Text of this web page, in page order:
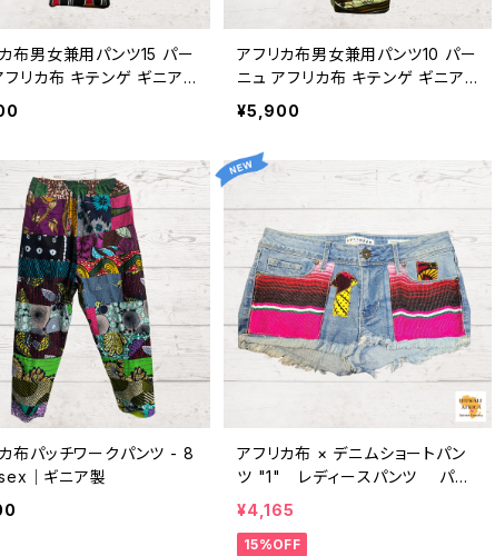
布男女兼用パンツ15 パー
キテンゲ ギニア
レード INUWALIAFRICA
アフリカ布男女兼用パンツ10 パー
ニュ アフリカ布 キテンゲ ギニア
フェアトレード INUWALIAFRICA
¥5,900
布パッチワークパンツ - 8
｜ギニア製
アフリカ布 × デニムショートパン
ツ "1" レディースパンツ パー
ニュ カンガ キテンゲ ギニア フェ
アトレード INUWALIAFRICA
¥4,165
15%OFF